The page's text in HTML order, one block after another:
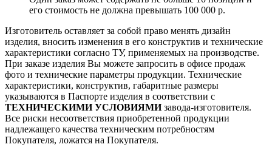
его стоимость не должна превышать 100 000 р.
Изготовитель оставляет за собой право менять дизайн
изделия, вносить изменения в его конструктив и технические
характеристики согласно ТУ, применяемых на производстве.
При заказе изделия Вы можете запросить в офисе продаж
фото и технические параметры продукции. Технические
характеристики, конструктив, габаритные размеры
указываются в Паспорте изделия в соответствии с
ТЕХНИЧЕСКИМИ УСЛОВИЯМИзавода-изготовителя.
Все риски несоответствия приобретенной продукции
надлежащего качества техническим потребностям
Покупателя, ложатся на Покупателя.